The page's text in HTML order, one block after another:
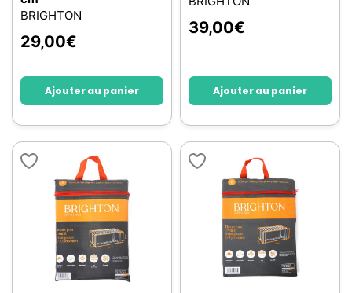
BRIGHTON
29,00€
Ajouter au panier
39,00€
Ajouter au panier